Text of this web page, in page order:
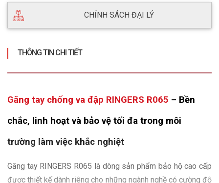
CHÍNH SÁCH ĐẠI LÝ
THÔNG TIN CHI TIẾT
Găng tay chống va đập RINGERS R065 – Bền
chắc, linh hoạt và bảo vệ tối đa trong môi
trường làm việc khắc nghiệt
Găng tay RINGERS R065 là dòng sản phẩm bảo hộ cao cấp
được thiết kế dành riêng cho những ngành nghề có cường độ